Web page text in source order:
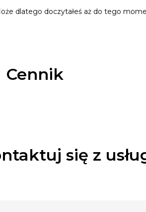
dlatego doczytałeś aż do tego
Cennik
się z